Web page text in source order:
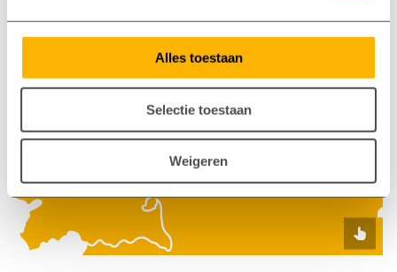
Alles toestaan
Selectie toestaan
Weigeren